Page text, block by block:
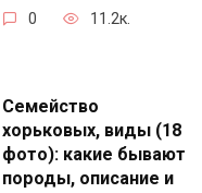
0 11.2к.
Семейство
хорьковых, виды (18
фото): какие бывают
породы, описание и